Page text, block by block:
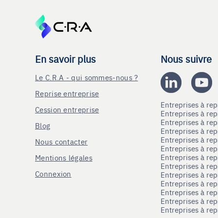
En savoir plus
Le C.R.A - qui sommes-nous ?
Reprise entreprise
Cession entreprise
Blog
Nous contacter
Mentions légales
Connexion
Nous suivre
Entreprises à
Entreprises à
Entreprises à
Entreprises à
Entreprises à
Entreprises à
Entreprises à
Entreprises à
Entreprises à
Entreprises à
Entreprises à
Entreprises à
Entreprises à